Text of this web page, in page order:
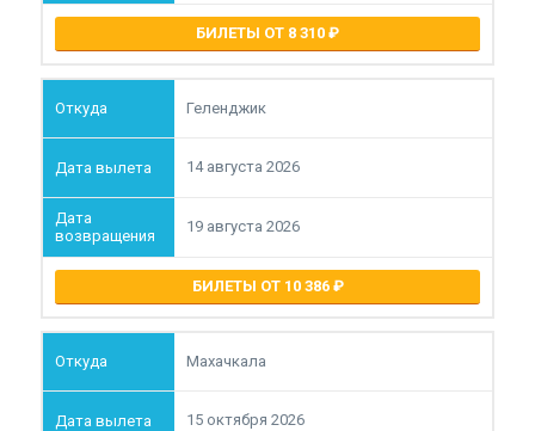
БИЛЕТЫ ОТ 8 310
Геленджик
14 августа 2026
19 августа 2026
БИЛЕТЫ ОТ 10 386
Махачкала
15 октября 2026